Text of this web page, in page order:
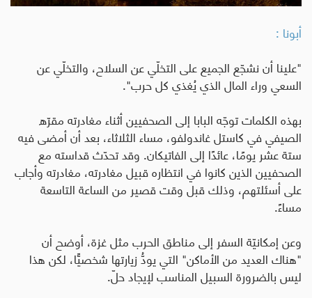
أبونا :
"علينا أن نشجّع الجميع على التخلّي عن السلاح، والتخلّي عن
السعي وراء المال الذي يُغذي كل حرب".
بهذه الكلمات توجّه البابا إلى الصحفيين أثناء مغادرته مقرّه
الصيفي في كاستل غاندولفو، مساء الثلاثاء، بعد أن أمضى فيه
ستة عشر يومًا، عائدًا إلى الفاتيكان. وقد تحدّث قداسته مع
الصحفيين الذين كانوا في انتظاره قبيل مغادرته، مغادرته وأجاب
على أسئلتهم، وذلك قبل وقت قصير من الساعة التاسعة
مساءً.
وعن إمكانيّة السفر إلى مناطق الحرب مثل غزة، أوضح أن
"هناك العديد من الأماكن" التي يودُّ زيارتها شخصيًّا، لكن هذا
ليس بالضرورة السبيل المناسب لإيجاد حلّ.